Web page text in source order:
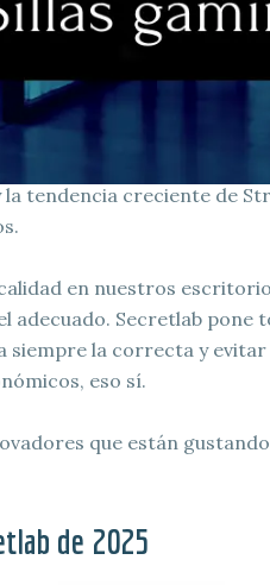
tendencia creciente de
en nuestros
adecuado. Secretlab
siempre la correcta y
eso sí.
que están
de 2025